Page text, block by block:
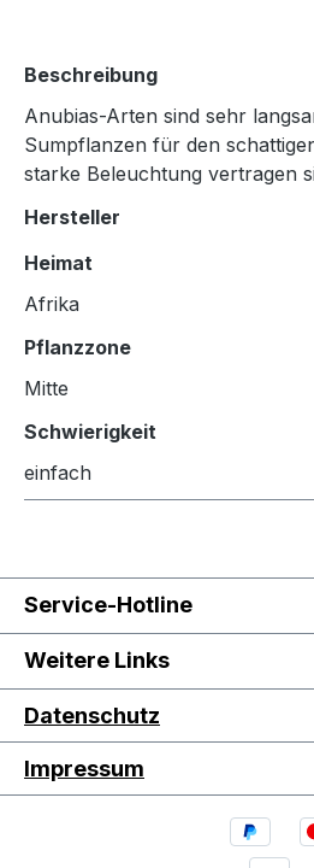
Beschreibung
Anubias-Arten sind sehr
Sumpflanzen für den
starke Beleuchtung vertragen
Hersteller
Heimat
Afrika
Pflanzzone
Mitte
Schwierigkeit
einfach
Service-Hotline
Weitere Links
Datenschutz
Impressum